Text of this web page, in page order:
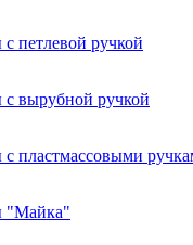
петлевой ручкой
с вырубной ручкой
пластмассовыми
"Майка"